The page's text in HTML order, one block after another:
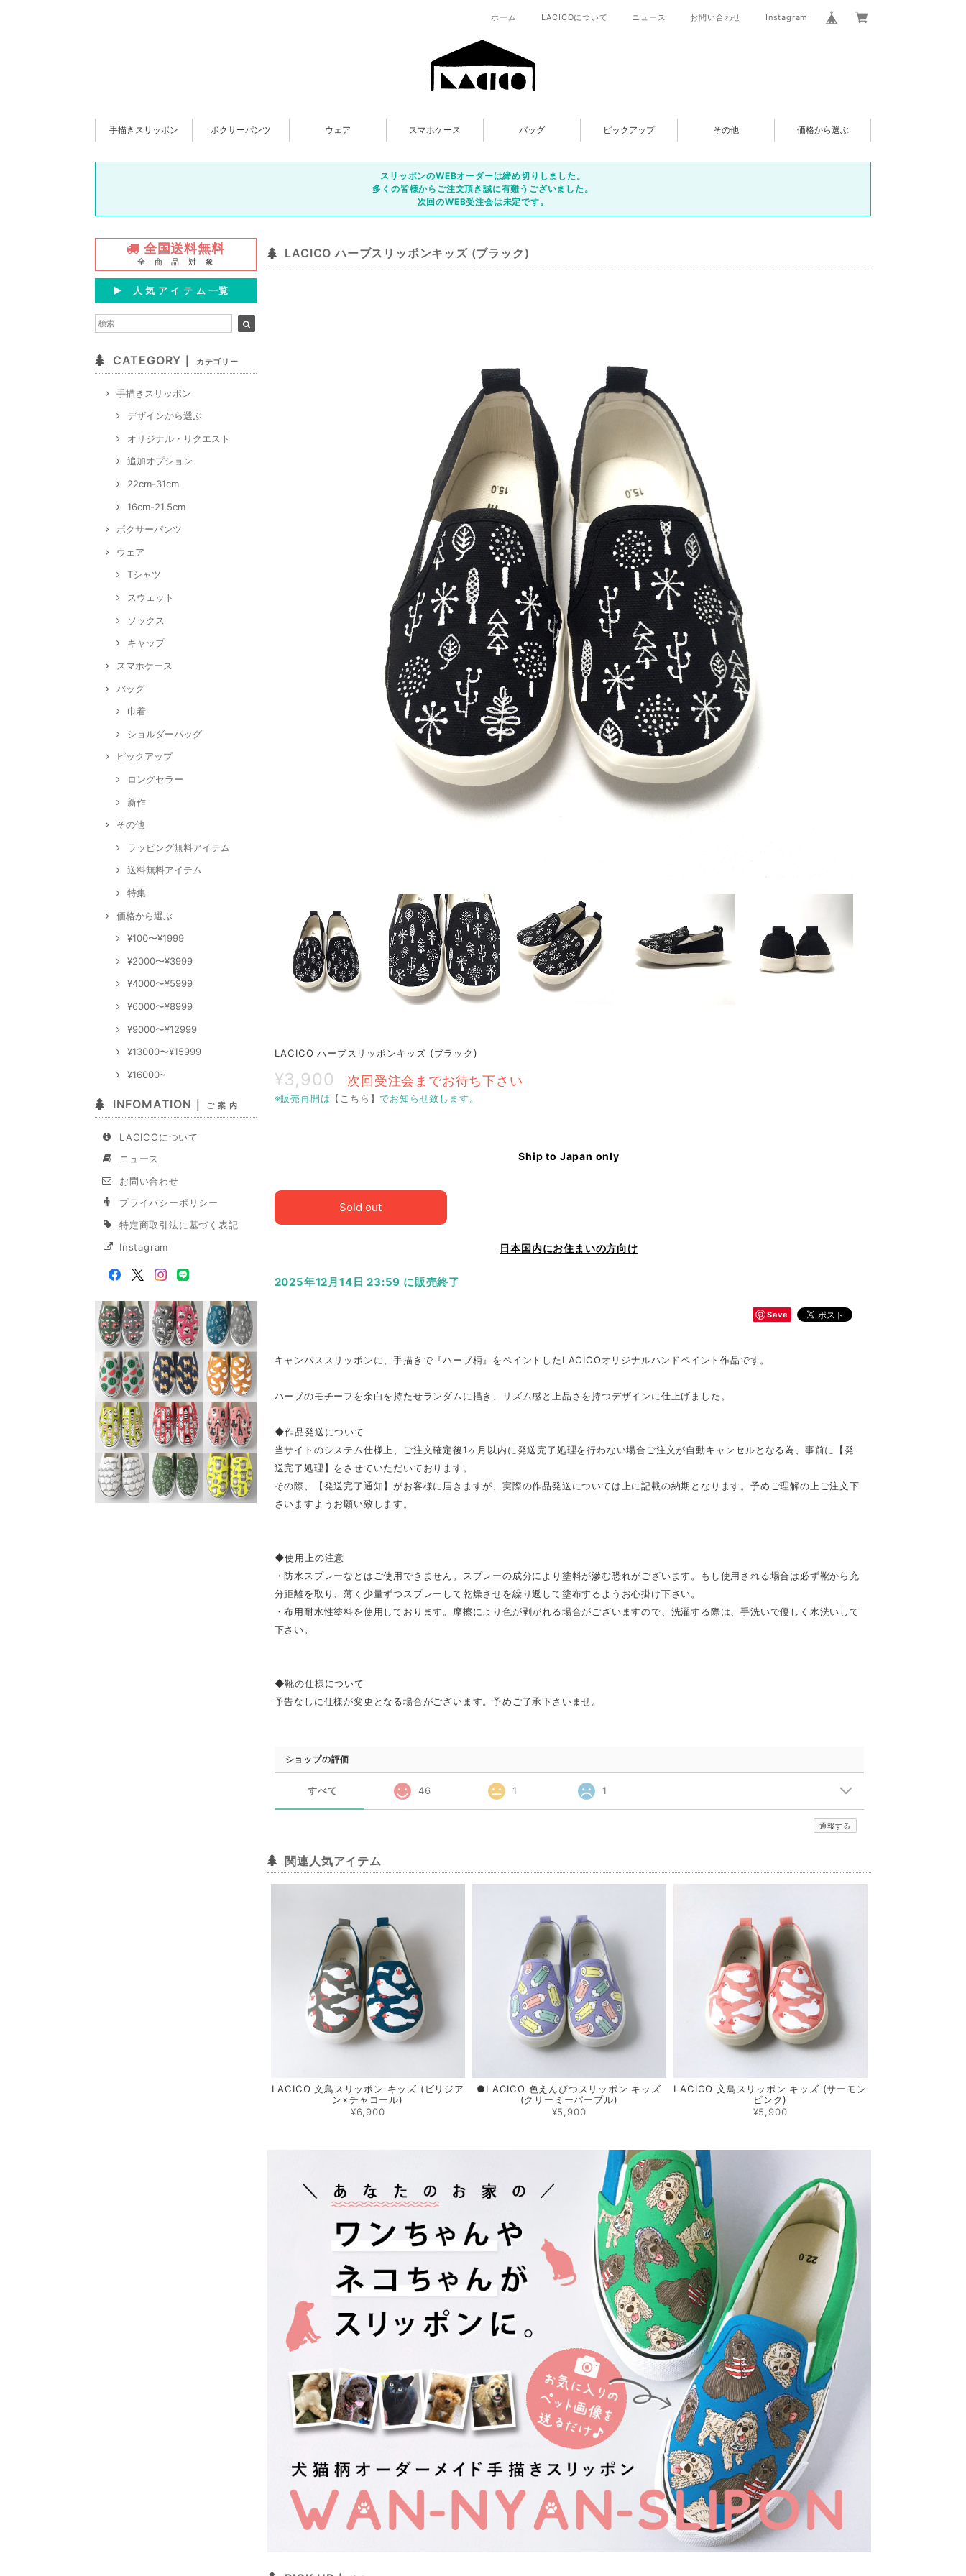
ホーム LACICOについて ニュース お問い合わせ Instagram
手描きスリッポン ボクサーパンツ ウェア スマホケース バッグ ピックアップ その他 価格から選ぶ
スリッポンのWEBオーダーは締め切りしました。
多くの皆様からご注文頂き誠に有難うございました。
次回のWEB受注会は未定です。
全国送料無料
全 商 品 対 象
▶︎ 人 気 ア イ テ ム 一覧
CATEGORY｜ カテゴリー
手描きスリッポン
デザインから選ぶ
オリジナル・リクエスト
追加オプション
22cm-31cm
16cm-21.5cm
ボクサーパンツ
ウェア
Tシャツ
スウェット
ソックス
キャップ
スマホケース
バッグ
巾着
ショルダーバッグ
ピックアップ
ロングセラー
新作
その他
ラッピング無料アイテム
送料無料アイテム
特集
価格から選ぶ
¥100〜¥1999
¥2000〜¥3999
¥4000〜¥5999
¥6000〜¥8999
¥9000〜¥12999
¥13000〜¥15999
¥16000~
INFOMATION｜ ご 案 内
LACICOについて
ニュース
お問い合わせ
プライバシーポリシー
特定商取引法に基づく表記
Instagram
LACICO ハーブスリッポンキッズ (ブラック)
LACICO ハーブスリッポンキッズ (ブラック)
¥3,900 次回受注会までお待ち下さい
※販売再開は 【 こちら 】でお知らせ致します。
Ship to Japan only
Sold out
日本国内にお住まいの方向け
2025年12月14日 23:59 に販売終了
Save
キャンバススリッポンに、手描きで『ハーブ柄』をペイントしたLACICOオリジナルハンドペイント作品です。
ハーブのモチーフを余白を持たせランダムに描き、リズム感と上品さを持つデザインに仕上げました。
◆作品発送について
当サイトのシステム仕様上、ご注文確定後1ヶ月以内に発送完了処理を行わない場合ご注文が自動キャンセルとなる為、事前に【発
送完了処理】をさせていただいております。
その際、【発送完了通知】がお客様に届きますが、実際の作品発送については上に記載の納期となります。予めご理解の上ご注文下
さいますようお願い致します。
◆使用上の注意
・防水スプレーなどはご使用できません。スプレーの成分により塗料が滲む恐れがございます。もし使用される場合は必ず靴から充
分距離を取り、薄く少量ずつスプレーして乾燥させを繰り返して塗布するようお心掛け下さい。
・布用耐水性塗料を使用しております。摩擦により色が剥がれる場合がございますので、洗濯する際は、手洗いで優しく水洗いして
下さい。
◆靴の仕様について
予告なしに仕様が変更となる場合がございます。予めご了承下さいませ。
ショップの評価
すべて 46 1 1
通報する
関連人気アイテム
LACICO 文鳥スリッポン キッズ (ビリジア
ン×チャコール)
¥6,900
●LACICO 色えんぴつスリッポン キッズ
(クリーミーパープル)
¥5,900
LACICO 文鳥スリッポン キッズ (サーモン
ピンク)
¥5,900